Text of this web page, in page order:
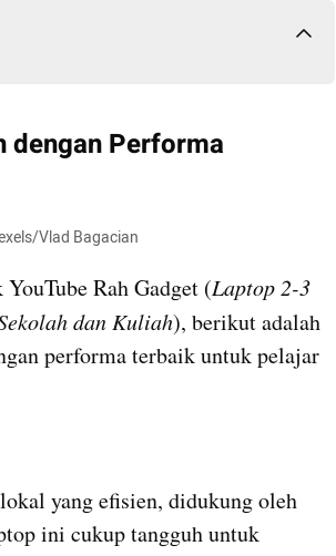
dengan Performa
Vlad Bagacian
Rah Gadget (Laptop 2-3
dan Kuliah), berikut adalah
performa terbaik untuk pelajar
yang efisien, didukung oleh
ini cukup tangguh untuk